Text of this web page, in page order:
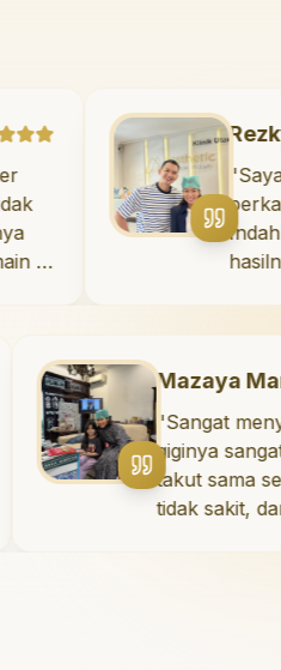
Dokter
saya tidak
bermain di
Mazaya Mania
"Sangat
giginya sangat baik dan
takut sama sekali.
tidak sakit, dan saya